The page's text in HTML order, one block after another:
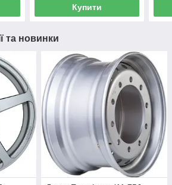
Купити
та новинки